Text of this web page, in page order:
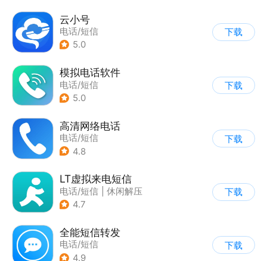
云小号
电话/短信
5.0
下载
模拟电话软件
电话/短信
5.0
下载
高清网络电话
电话/短信
4.8
下载
LT虚拟来电短信
电话/短信
休闲解压
4.7
下载
全能短信转发
电话/短信
4.9
下载